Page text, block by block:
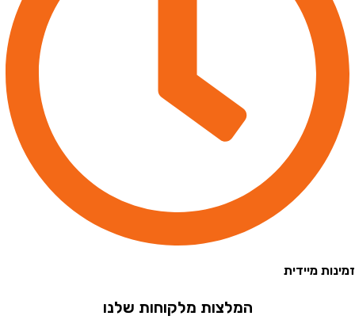
מיידית
המלצות מלקוחות שלנו